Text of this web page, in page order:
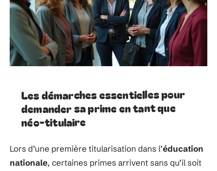
Les démarches essentielles pour
demander sa prime en tant que
néo-titulaire
Lors d’une première titularisation dans l’éducation
nationale, certaines primes arrivent sans qu’il soit